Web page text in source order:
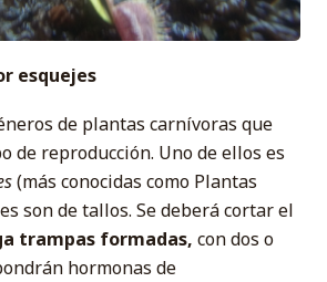
esquejes
de plantas carnívoras que
de reproducción. Uno de ellos es
(más conocidas como Plantas
son de tallos. Se deberá cortar el
trampas formadas, con dos o
hormonas de